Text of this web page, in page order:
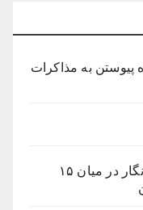
پیوستن به مذاکرات
مقامات غزه می‌گویند چهار روزنامه‌نگار در میان ۱۵